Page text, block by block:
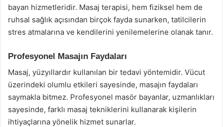
bayan hizmetleridir. Masaj terapisi, hem fiziksel hem de
ruhsal sağlık açısından birçok fayda sunarken, tatilcilerin
stres atmalarına ve kendilerini yenilemelerine olanak tanır.
Profesyonel Masajın Faydaları
Masaj, yüzyıllardır kullanılan bir tedavi yöntemidir. Vücut
üzerindeki olumlu etkileri sayesinde, masajın faydaları
saymakla bitmez. Profesyonel masör bayanlar, uzmanlıkları
sayesinde, farklı masaj tekniklerini kullanarak kişilerin
ihtiyaçlarına yönelik hizmet sunarlar.